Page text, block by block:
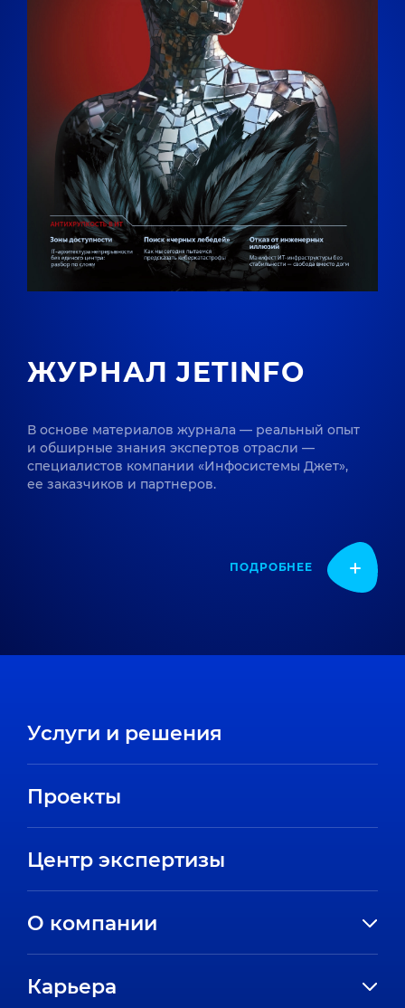
ЖУРНАЛ JETINFO
В основе материалов журнала — реальный опыт
и обширные знания экспертов отрасли —
специалистов компании «Инфосистемы Джет»,
ее заказчиков и партнеров.
ПОДРОБНЕЕ
Услуги и решения
Проекты
Центр экспертизы
О компании
Направления
Карьера